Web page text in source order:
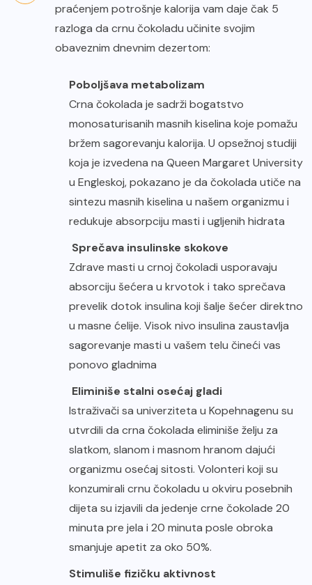
praćenjem potrošnje kalorija vam daje čak 5
razloga da crnu čokoladu učinite svojim
obaveznim dnevnim dezertom:
Poboljšava metabolizam
Crna čokolada je sadrži bogatstvo
monosaturisanih masnih kiselina koje pomažu
bržem sagorevanju kalorija. U opsežnoj studiji
koja je izvedena na Queen Margaret University
u Engleskoj, pokazano je da čokolada utiče na
sintezu masnih kiselina u našem organizmu i
redukuje absorpciju masti i ugljenih hidrata
Sprečava insulinske skokove
Zdrave masti u crnoj čokoladi usporavaju
absorciju šećera u krvotok i tako sprečava
prevelik dotok insulina koji šalje šećer direktno
u masne ćelije. Visok nivo insulina zaustavlja
sagorevanje masti u vašem telu čineći vas
ponovo gladnima
Eliminiše stalni osećaj gladi
Istraživači sa univerziteta u Kopehnagenu su
utvrdili da crna čokolada eliminiše želju za
slatkom, slanom i masnom hranom dajući
organizmu osećaj sitosti. Volonteri koji su
konzumirali crnu čokoladu u okviru posebnih
dijeta su izjavili da jedenje crne čokolade 20
minuta pre jela i 20 minuta posle obroka
smanjuje apetit za oko 50%.
Stimuliše fizičku aktivnost